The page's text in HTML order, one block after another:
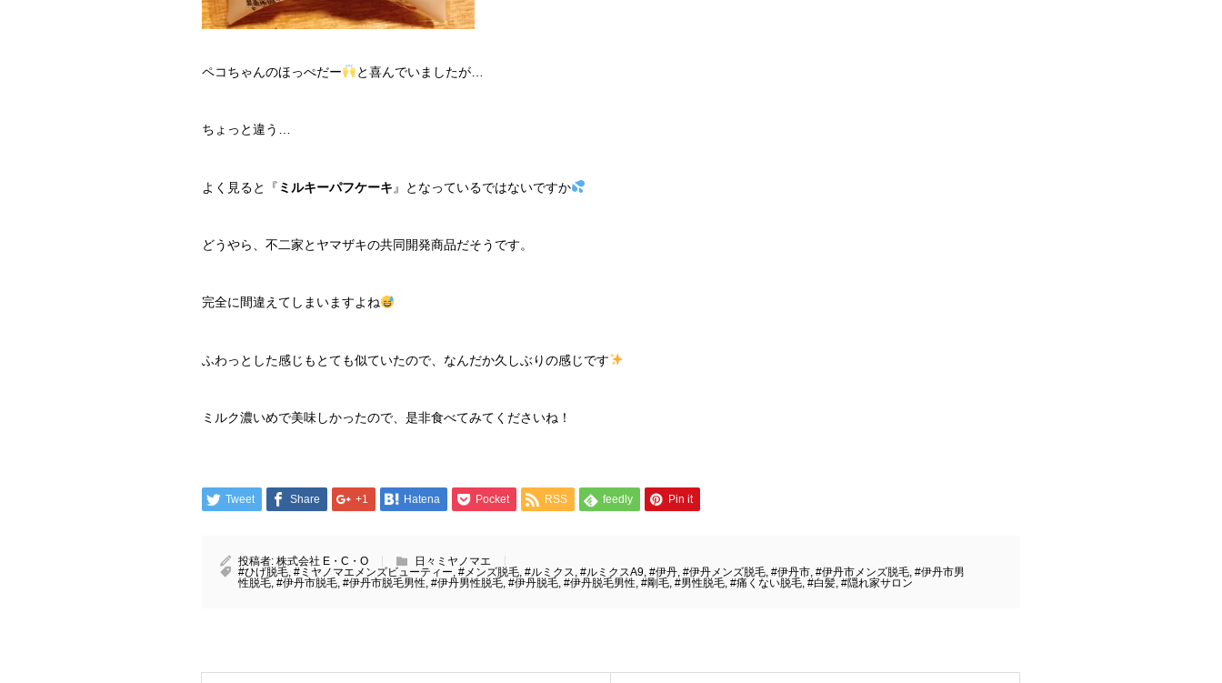
ペコちゃんのほっぺだー と喜んでいましたが…
ちょっと違う…
よく見ると『 ミルキーパフケーキ 』となっているではないですか
どうやら、不二家とヤマザキの共同開発商品だそうです。
完全に間違えてしまいますよね
ふわっとした感じもとても似ていたので、なんだか久しぶりの感じです
ミルク濃いめで美味しかったので、是非食べてみてくださいね！
Tweet Share +1 Hatena Pocket RSS feedly Pin it
投稿者: 株式会社 E・C・O
日々ミヤノマエ
#ひげ脱毛, #ミヤノマエメンズビューティー, #メンズ脱毛, #ルミクス, #ルミクスA9, #伊丹, #伊丹メンズ脱毛, #伊丹市, #伊丹市メンズ脱毛, #伊丹市男
性脱毛, #伊丹市脱毛, #伊丹市脱毛男性, #伊丹男性脱毛, #伊丹脱毛, #伊丹脱毛男性, #剛毛, #男性脱毛, #痛くない脱毛, #白髪, #隠れ家サロン